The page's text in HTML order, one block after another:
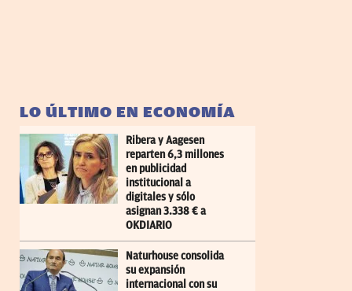
LO ÚLTIMO EN ECONOMÍA
Ribera y Aagesen
reparten 6,3 millones
en publicidad
institucional a
digitales y sólo
asignan 3.338 € a
OKDIARIO
Naturhouse consolida
su expansión
internacional con su